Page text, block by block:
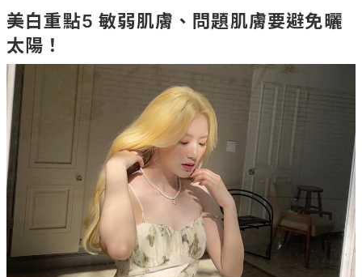
美白重點5 敏弱肌膚、問題肌膚要避免曬
太陽！